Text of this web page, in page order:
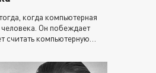
когда компьютерная
Он побеждает
считать компьютерную